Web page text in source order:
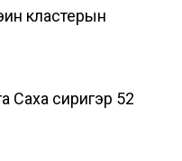
кластерын
Саха сиригэр 52